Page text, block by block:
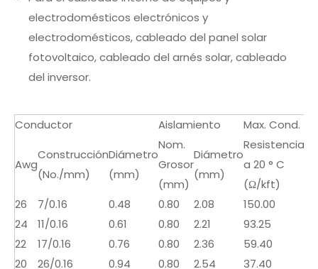
electrodomésticos electrónicos y
electrodomésticos, cableado del panel solar
fotovoltaico, cableado del arnés solar, cableado
del inversor.
Conductor Aislamiento
Max. Cond.
Resistencia
a 20 ° C
(Ω/kft)
Awg
Construcción
(No./mm)
Diámetro
(mm)
Nom.
Grosor
(mm)
Diámetro
(mm)
26
7/0.16 0.48 0.80 2.08
150.00
24
11/0.16 0.61 0.80 2.21
93.25
22
17/0.16 0.76 0.80 2.36
59.40
20
26/0.16 0.94 0.80 2.54
37.40